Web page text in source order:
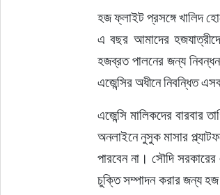
হজ ফ্লাইট প্রসঙ্গে খালিদ
এ বছর আমাদের
হজব্রত পালনের জন্য
এজেন্সির অধীনে নিবন্ধিত
এজেন্সি মালিকদের বারবার
অনলাইনে নুসুক মাসার
পারবেন না। সৌদি সরকারের
চুক্তি সম্পাদন করার জন্য